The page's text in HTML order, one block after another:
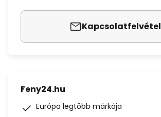
Kapcsolatfelvétel
Feny24.hu
Európa legtöbb márkája